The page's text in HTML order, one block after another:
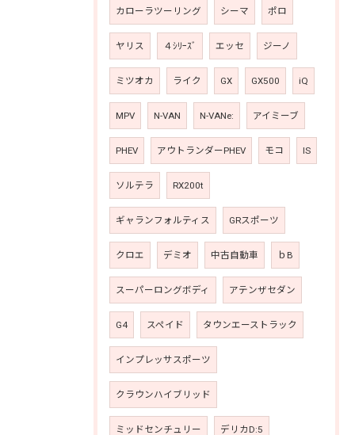
カローラツーリング シーマ ポロ
ヤリス ４ｼﾘｰｽﾞ エッセ ジーノ
ミツオカ ライク GX GX500 iQ
MPV N-VAN N-VANe: アイミーブ
PHEV アウトランダーPHEV モコ IS
ソルテラ RX200t
ギャランフォルティス GRスポーツ
クロエ デミオ 中古自動車 ｂB
スーパーロングボディ アテンザセダン
G4 スペイド タウンエーストラック
インプレッサスポーツ
クラウンハイブリッド
ミッドセンチュリー デリカD:5